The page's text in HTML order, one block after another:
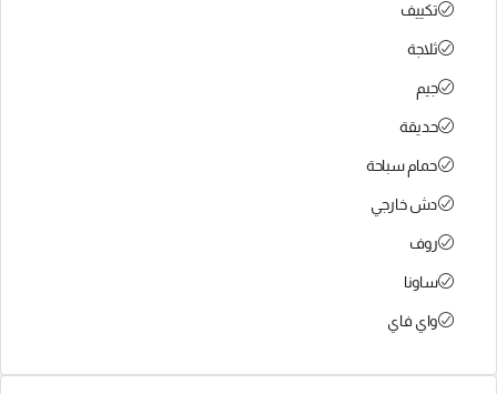
تكييف
ثلاجة
جيم
حديقة
حمام سباحة
دش خارجي
روف
ساونا
واي فاي